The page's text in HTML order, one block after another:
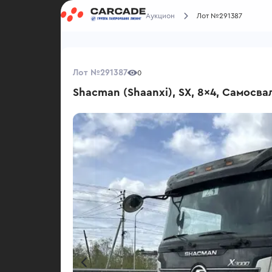
Аукцион Лот №291387
Лот №291387 0
Shacman (Shaanxi), SX, 8x4,